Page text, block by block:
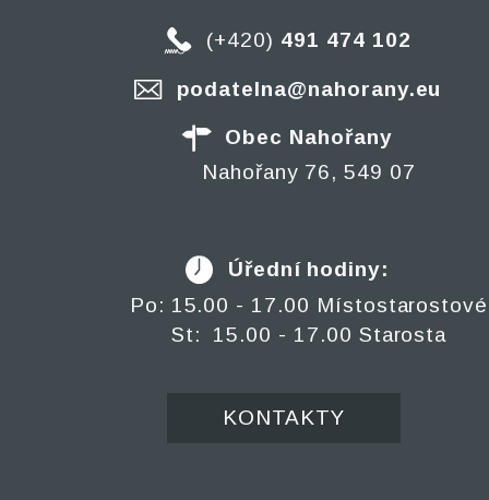
(+420) 491 474 102
podatelna@nahorany.eu
Obec Nahořany
Nahořany 76, 549 07
Úřední hodiny:
Po: 15.00 - 17.00 Místostarostové
St: 15.00 - 17.00 Starosta
KONTAKTY